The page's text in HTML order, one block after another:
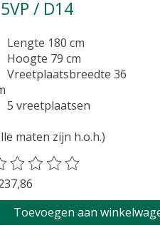
/ D14
Lengte 180 cm
Hoogte 79 cm
Vreetplaatsbreedte 36
5 vreetplaatsen
maten zijn h.o.h.)
beoordeling van dit
Toevoegen aan